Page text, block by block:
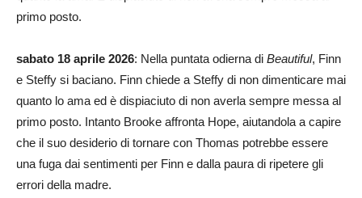
primo posto.
sabato 18 aprile 2026: Nella puntata odierna di Beautiful, Finn
e Steffy si baciano. Finn chiede a Steffy di non dimenticare mai
quanto lo ama ed è dispiaciuto di non averla sempre messa al
primo posto. Intanto Brooke affronta Hope, aiutandola a capire
che il suo desiderio di tornare con Thomas potrebbe essere
una fuga dai sentimenti per Finn e dalla paura di ripetere gli
errori della madre.